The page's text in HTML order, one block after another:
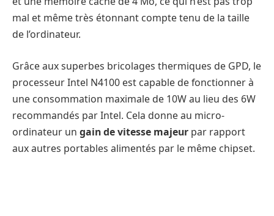
mal et même très étonnant compte tenu de la taille
de l’ordinateur.
Grâce aux superbes bricolages thermiques de GPD, le
processeur Intel N4100 est capable de fonctionner à
une consommation maximale de 10W au lieu des 6W
recommandés par Intel. Cela donne au micro-
ordinateur un gain de vitesse majeur par rapport
aux autres portables alimentés par le même chipset.